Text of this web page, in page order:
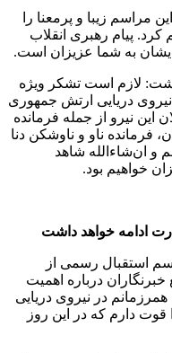
زیبا و پرمعنا را
پیام رهبری انقلاب
به شما عزیزان است.
لازم است تشکر ویژه
نیروی دریایی ارتش جمهوری
این نیرو از جمله فرمانده
فرمانده ناو و ناوشکن دنا
و ان‌شاءالله شاهد
خواهیم بود.
ادامه خواهد داشت
استقبال رسمی از
جمع خبرنگاران درباره اهمیت
در نیروی دریایی
و خدا قوت دارم که در این روز